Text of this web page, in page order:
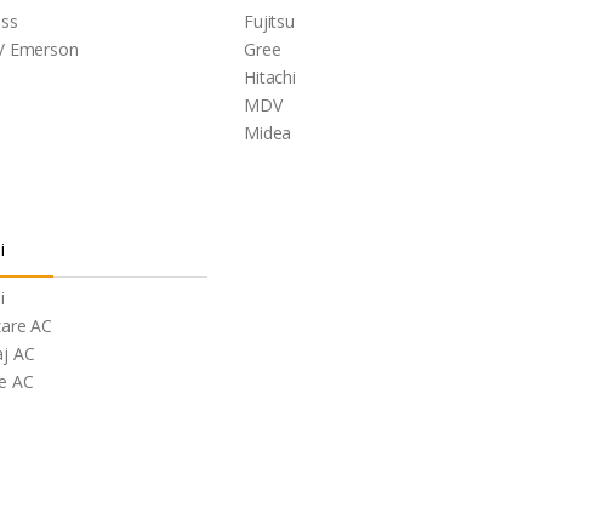
Emerson
Fujitsu
Gree
Hitachi
MDV
Midea
AC
AC
AC